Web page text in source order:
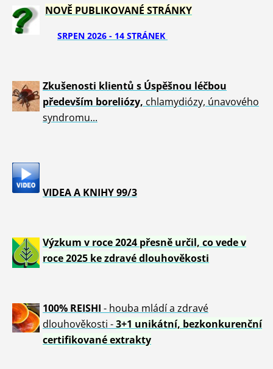
NOVĚ PUBLIKOVANÉ STRÁNKY
SRPEN 2026 - 14 STRÁNEK
Zkušenosti klientů s Úspěšnou léčbou
především boreliózy, chlamydiózy, únavového
syndromu...
VIDEA A KNIHY 99/3
Výzkum v roce 2024 přesně určil, co vede v
roce 2025 ke zdravé dlouhověkosti
100% REISHI - houba mládí a zdravé
dlouhověkosti -3+1 unikátní, bezkonkurenční
certifikované extrakty